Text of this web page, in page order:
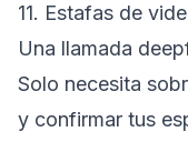
11. Estafas de
Una llamada
Solo necesita
y confirmar tus